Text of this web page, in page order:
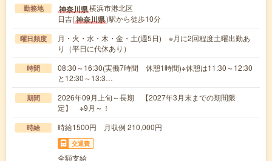
勤務地 神奈川県横浜市港北区
日吉(神奈川県)駅から徒歩10分
曜日頻度
月・火・水・木・金・土(週5日) ※月に2回程度土曜出勤あ
り（平日に代休あり）
時間
08:30～16:30(実働7時間 休憩1時間)※休憩は11:30～12:30
と12:30～13:3…
期間
2026年09月上旬～長期 【2027年3月末までの期間限
定】 ※9月～！
時給 時給1500円 月収例 210,000円
交通費
全額支給